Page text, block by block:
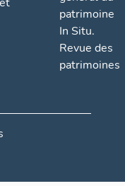
patrimoine
In Situ.
Revue des
patrimoines